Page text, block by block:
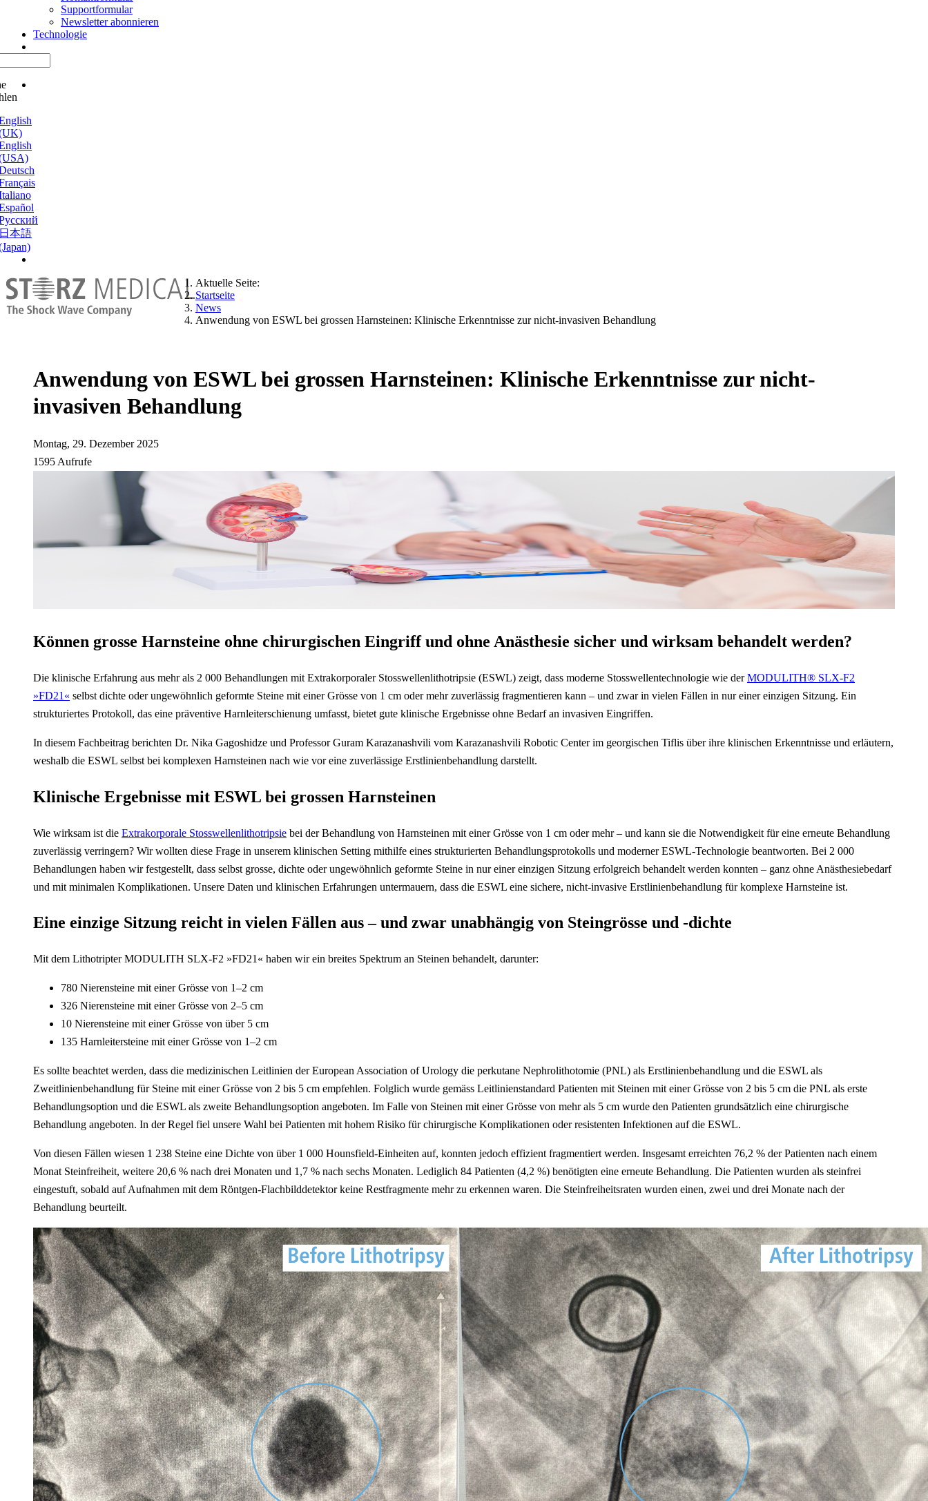
Supportformular
Newsletter abonnieren
Technologie
本語
Aktuelle Seite:
Startseite
News
Anwendung von ESWL bei grossen Harnsteinen: Klinische Erkenntnisse zur nicht-invasiven Behandlung
Anwendung von ESWL bei grossen Harnsteinen: Klinische Erkenntnisse zur nicht-
invasiven Behandlung
Montag, 29. Dezember 2025
1595 Aufrufe
Können grosse Harnsteine ohne chirurgischen Eingriff und ohne Anästhesie sicher und wirksam behandelt werden?
Die klinische Erfahrung aus mehr als 2 000 Behandlungen mit Extrakorporaler Stosswellenlithotripsie (ESWL) zeigt, dass moderne Stosswellentechnologie wie derMODULITH® SLX-F2
»FD21« selbst dichte oder ungewöhnlich geformte Steine mit einer Grösse von 1 cm oder mehr zuverlässig fragmentieren kann – und zwar in vielen Fällen in nur einer einzigen Sitzung. Ein
strukturiertes Protokoll, das eine präventive Harnleiterschienung umfasst, bietet gute klinische Ergebnisse ohne Bedarf an invasiven Eingriffen.
In diesem Fachbeitrag berichten Dr. Nika Gagoshidze und Professor Guram Karazanashvili vom Karazanashvili Robotic Center im georgischen Tiflis über ihre klinischen Erkenntnisse und erläutern,
weshalb die ESWL selbst bei komplexen Harnsteinen nach wie vor eine zuverlässige Erstlinienbehandlung darstellt.
Klinische Ergebnisse mit ESWL bei grossen Harnsteinen
Wie wirksam ist die Extrakorporale Stosswellenlithotripsie bei der Behandlung von Harnsteinen mit einer Grösse von 1 cm oder mehr – und kann sie die Notwendigkeit für eine erneute Behandlung
zuverlässig verringern? Wir wollten diese Frage in unserem klinischen Setting mithilfe eines strukturierten Behandlungsprotokolls und moderner ESWL-Technologie beantworten. Bei 2 000
Behandlungen haben wir festgestellt, dass selbst grosse, dichte oder ungewöhnlich geformte Steine in nur einer einzigen Sitzung erfolgreich behandelt werden konnten – ganz ohne Anästhesiebedarf
und mit minimalen Komplikationen. Unsere Daten und klinischen Erfahrungen untermauern, dass die ESWL eine sichere, nicht-invasive Erstlinienbehandlung für komplexe Harnsteine ist.
Eine einzige Sitzung reicht in vielen Fällen aus – und zwar unabhängig von Steingrösse und -dichte
Mit dem Lithotripter MODULITH SLX-F2 »FD21« haben wir ein breites Spektrum an Steinen behandelt, darunter:
780 Nierensteine mit einer Grösse von 1–2 cm
326 Nierensteine mit einer Grösse von 2–5 cm
10 Nierensteine mit einer Grösse von über 5 cm
135 Harnleitersteine mit einer Grösse von 1–2 cm
Es sollte beachtet werden, dass die medizinischen Leitlinien der European Association of Urology die perkutane Nephrolithotomie (PNL) als Erstlinienbehandlung und die ESWL als
Zweitlinienbehandlung für Steine mit einer Grösse von 2 bis 5 cm empfehlen. Folglich wurde gemäss Leitlinienstandard Patienten mit Steinen mit einer Grösse von 2 bis 5 cm die PNL als erste
Behandlungsoption und die ESWL als zweite Behandlungsoption angeboten. Im Falle von Steinen mit einer Grösse von mehr als 5 cm wurde den Patienten grundsätzlich eine chirurgische
Behandlung angeboten. In der Regel fiel unsere Wahl bei Patienten mit hohem Risiko für chirurgische Komplikationen oder resistenten Infektionen auf die ESWL.
Von diesen Fällen wiesen 1 238 Steine eine Dichte von über 1 000 Hounsfield-Einheiten auf, konnten jedoch effizient fragmentiert werden. Insgesamt erreichten 76,2 % der Patienten nach einem
Monat Steinfreiheit, weitere 20,6 % nach drei Monaten und 1,7 % nach sechs Monaten. Lediglich 84 Patienten (4,2 %) benötigten eine erneute Behandlung. Die Patienten wurden als steinfrei
eingestuft, sobald auf Aufnahmen mit dem Röntgen-Flachbilddetektor keine Restfragmente mehr zu erkennen waren. Die Steinfreiheitsraten wurden einen, zwei und drei Monate nach der
Behandlung beurteilt.